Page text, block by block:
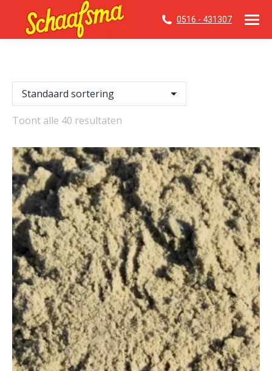
0516 - 431307
Toont alle 40 resultaten